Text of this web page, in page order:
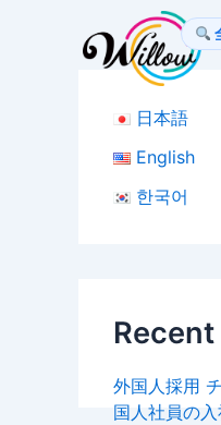
日本語
English
한국어
外国人採用
国人社員の